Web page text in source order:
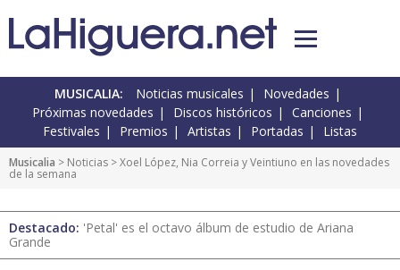
MUSICALIA: Noticias musicales
Novedades
Próximas novedades
Discos históricos
Canciones
Festivales
Premios Artistas Portadas Listas
Musicalia > Noticias > Xoel López, Nia Correia y Veintiuno en las novedades
de la semana
Destacado: 'Petal' es el octavo álbum de estudio de Ariana
Grande